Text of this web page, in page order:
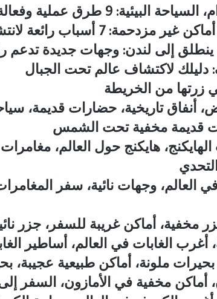
عملية وفعالة لتقليل البصمة الكربونية
7 أسباب رائعة لانتشاره
إلى لندن: وجهات جديدة تدعم رؤية
دليلك لاكتشاف عالم تحت الجبال
زرتها من الخريطة
أنفاق تاريخية، حضارات قديمة،
قديمة مخفية تحت الشمس
هايكنج حول العالم،
العالم، وجهات نائية، سفر
مخفية، أماكن غريبة للسفر، جزر
أغرب الغابات في العالم، أساطير
ملونة، أماكن طبيعية عجيبة،
أماكن مخفية في الأمازون، السفر